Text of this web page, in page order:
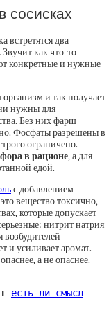
сосисках
встретятся два
Звучит как что-то
конкретные и нужные
и так получает
нужны для
Без них фарш
Фосфаты разрешены в
ограничено.
в рационе, а для
едой.
с добавлением
вещество токсично,
которые допускает
нитрит натрия
возбудителей
и усиливает аромат.
а не опаснее.
есть ли смысл